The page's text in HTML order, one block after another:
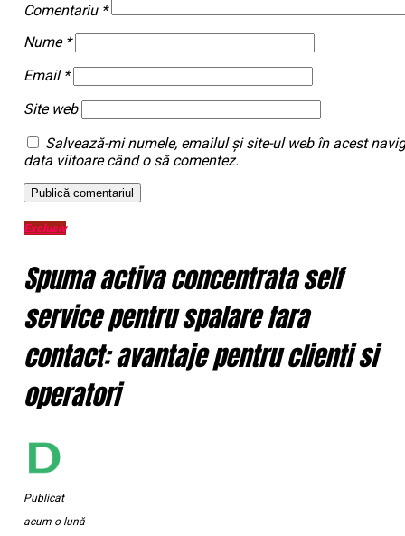
Comentariu *
Nume *
Email *
Site web
Salvează-mi numele, emailul și site-ul web în acest
data viitoare când o să comentez.
Exclusiv
Spuma activa concentrata self
service pentru spalare fara
contact: avantaje pentru clienti si
operatori
Publicat
acum o lună